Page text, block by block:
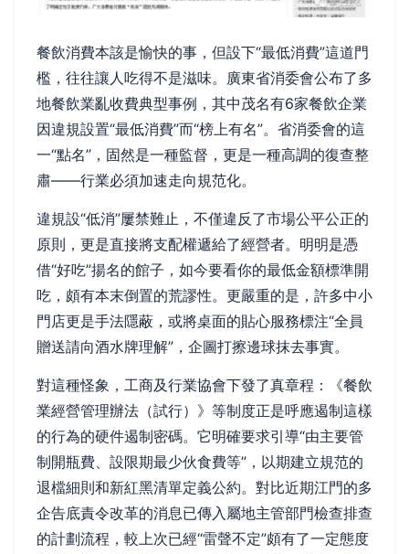
餐飲消費本該是愉快的事，但設下“最低消費”這道門
檻，往往讓人吃得不是滋味。廣東省消委會公布了多
地餐飲業亂收費典型事例，其中茂名有6家餐飲企業
因違規設置“最低消費”而“榜上有名”。省消委會的這
一“點名”，固然是一種監督，更是一種高調的復查整
肅——行業必須加速走向規范化。
違規設“低消”屢禁難止，不僅違反了市場公平公正的
原則，更是直接將支配權遞給了經營者。明明是憑
借“好吃”揚名的館子，如今要看你的最低金額標準開
吃，頗有本末倒置的荒謬性。更嚴重的是，許多中小
門店更是手法隱蔽，或將桌面的貼心服務標注“全員
贈送請向酒水牌理解”，企圖打擦邊球抹去事實。
對這種怪象，工商及行業協會下發了真章程：《餐飲
業經營管理辦法（試行）》等制度正是呼應遏制這樣
的行為的硬件遏制密碼。它明確要求引導“由主要管
制開瓶費、設限期最少伙食費等”，以期建立規范的
退檔細則和新紅黑清單定義公約。對比近期江門的多
企告底責令改革的消息已傳入屬地主管部門檢查排查
的計劃流程，較上次已經“雷聲不定”頗有了一定態度